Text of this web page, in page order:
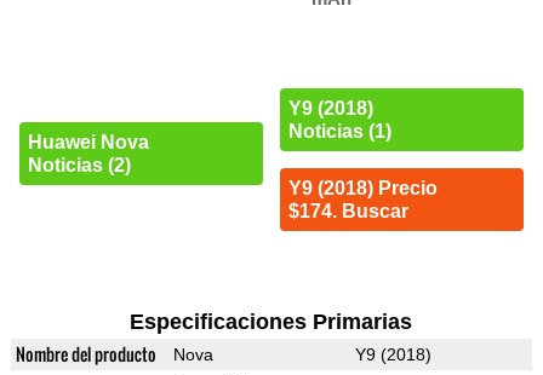
Huawei Nova
Noticias (2)
Y9 (2018)
Noticias (1)
Y9 (2018) Precio
$174. Buscar
Especificaciones Primarias
Nombre del producto Nova Y9 (2018)